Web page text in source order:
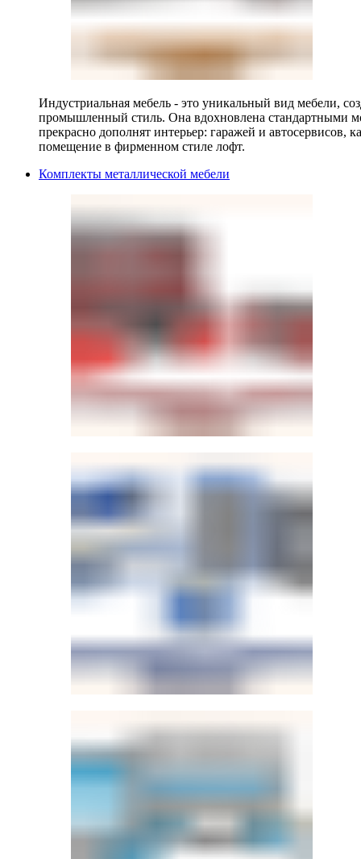
Индустриальная мебель - это уникальный вид мебели,
промышленный стиль. Она вдохновлена стандартными
прекрасно дополнят интерьер: гаражей и автосервисов,
помещение в фирменном стиле лофт.
Комплекты металлической мебели